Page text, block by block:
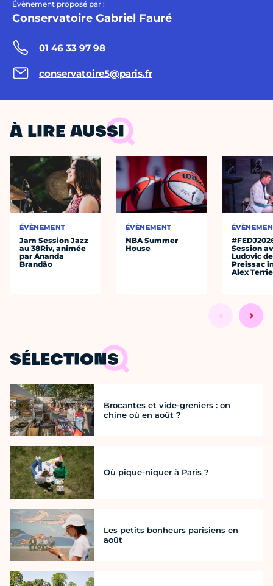
Évènement proposé par :
Conservatoire Gabriel Fauré
01 46 33 97 98
conservatoire5@paris.fr
À LIRE AUSSI
ÉVÈNEMENT
Jam Session Jazz
au 38Riv, animée
par Ananda
Brandão
ÉVÈNEMENT
NBA Summer
House
Session
Ludovic de
Preissac
Alex
SÉLECTIONS
Brocantes et vide-greniers : on
chine où en août ?
Où pique-niquer à Paris ?
Les petits bonheurs parisiens en
août